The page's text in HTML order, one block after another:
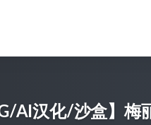
AI汉化/沙盒】梅